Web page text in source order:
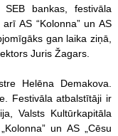
bankas, festivāla
AS “Kolonna” un AS
gan laika ziņā,
Juris Žagars.
Helēna Demakova.
Festivāla atbalstītāji ir
Valsts Kultūrkapitāla
un AS „Cēsu